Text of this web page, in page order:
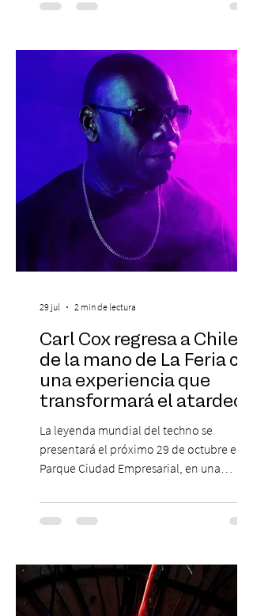
orientación, contención y apoyo
experiencia del cáncer de mama y a sus
familias, además de impulsar la detección
temprana, porque la información también
es una forma de acompañar. Con este
propósito, la Corporación realizará la 17ª
Corrida por la Vida, e
Carl Cox regresa a Chile
de la mano de La Feria con
una experiencia que
transformará el atardecer
del jueves en una
celebración de música
electrónica
La leyenda mundial del techno se
presentará el próximo 29 de octubre en
Parque Ciudad Empresarial, en una
vivir una jornada de música, comunidad y
cultura electrónica desde las 18:00 horas.
viernes 31 de julio, a las 13:00 horas, a
través de Passline. Hay artistas que marcan
una época y otros que construyen la
29 jul 2 min de lectura